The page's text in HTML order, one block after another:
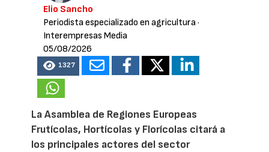
Elio Sancho
Periodista especializado en agricultura·
Interempresas Media
05/08/2026
1327
La Asamblea de Regiones Europeas
Frutícolas, Hortícolas y Florícolas citará a
los principales actores del sector